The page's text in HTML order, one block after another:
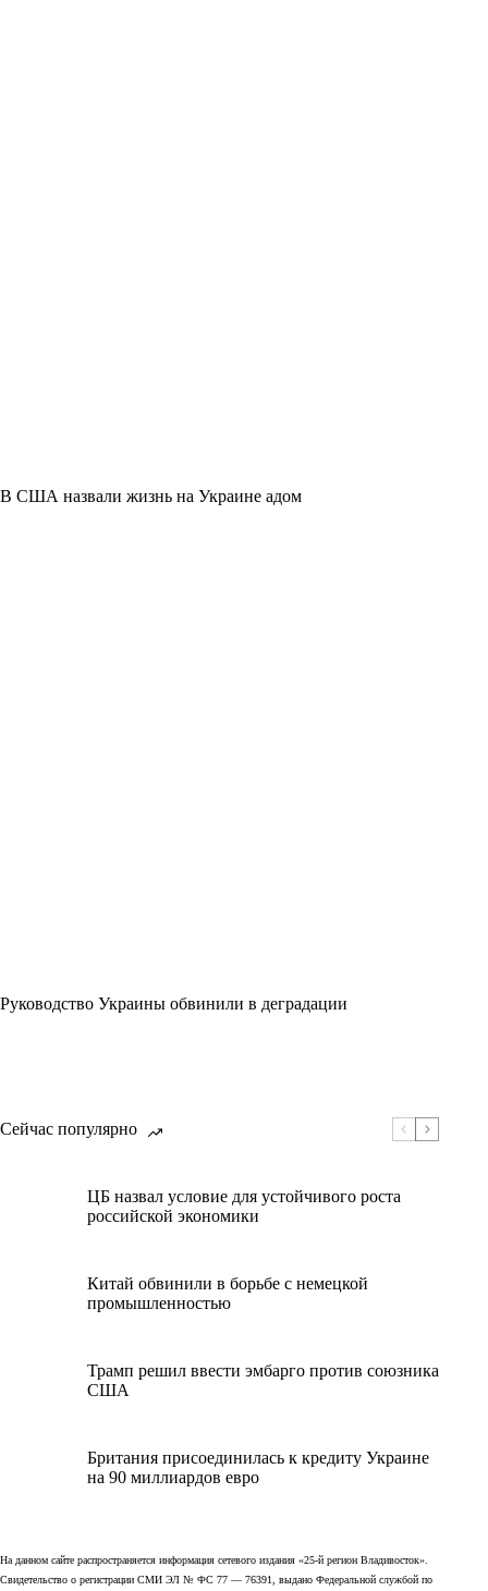
В США назвали жизнь на Украине адом
Руководство Украины обвинили в деградации
Сейчас популярно
ЦБ назвал условие для устойчивого роста
российской экономики
Китай обвинили в борьбе с немецкой
промышленностью
Трамп решил ввести эмбарго против союзника
США
Британия присоединилась к кредиту Украине
на 90 миллиардов евро
На данном сайте распространяется информация сетевого издания «25-й регион Владивосток».
Свидетельство о регистрации СМИ ЭЛ № ФС 77 — 76391, выдано Федеральной службой по